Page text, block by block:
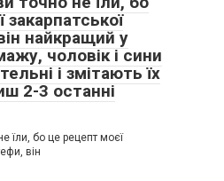
найкращий у
чоловік і сини
і змітають їх
2-3 останні
їли, бо це рецепт моєї
він